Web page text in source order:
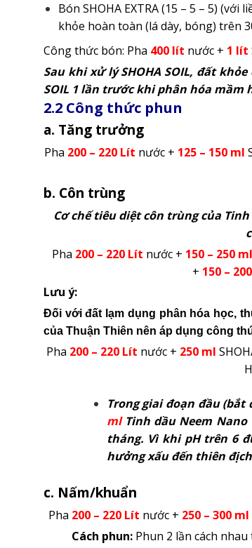
Bón SHOHA EXTRA (15 – 5 – 5) (với
khỏe hoàn toàn (lá dày, bóng) trên
Công thức bón: Pha 400 lít nước + 1 lít
Sau khi xử lý SHOHA SOIL, đất
SOIL 1 lần trước khi phân hóa mầm
2.2 Công thức phun
a. Tăng trưởng
Pha 200 – 220 Lít nước + 125 – 150 ml
b. Côn trùng
Cơ chế tiêu diệt côn trùng của
Pha 200 – 220 Lít nước + 150 – 250 ml
+ 150 –
Lưu ý:
Đối với đất lạm dụng phân hóa học,
của Thuận Thiên nên áp dụng công
Pha 200 – 220 Lít nước + 250 ml
Trong giai đoạn đầu (bắt
ml Tinh dầu Neem Nano
tháng. Vì khi pH trên 6
hưởng xấu đến thiên
c. Nấm/khuẩn
Pha 200 – 220 Lít nước + 250 – 300 ml
Cách phun: Phun 2 lần cách nhau